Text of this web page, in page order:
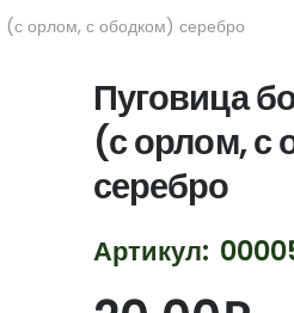
орлом, с ободком) серебро
Пуговица
(с орлом, с
серебро
Артикул: